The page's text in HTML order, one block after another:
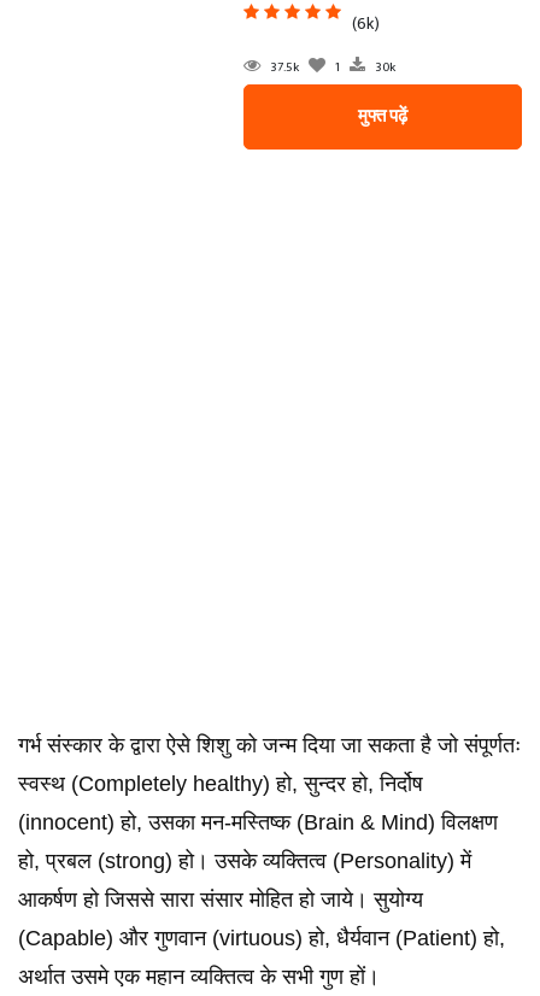
(6k)
37.5k 1 30k
मुफ्त पढ़ें
गर्भ संस्कार के द्वारा ऐसे शिशु को जन्म दिया जा सकता है जो संपूर्णतः
स्वस्थ (Completely healthy) हो, सुन्दर हो, निर्दोष
(innocent) हो, उसका मन-मस्तिष्क (Brain & Mind) विलक्षण
हो, प्रबल (strong) हो। उसके व्यक्तित्व (Personality) में
आकर्षण हो जिससे सारा संसार मोहित हो जाये। सुयोग्य
(Capable) और गुणवान (virtuous) हो, धैर्यवान (Patient) हो,
अर्थात उसमे एक महान व्यक्तित्व के सभी गुण हों।